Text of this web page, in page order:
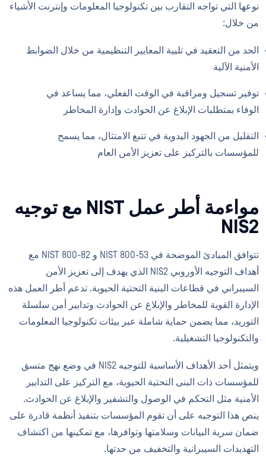
نوعها التي تواجه التقارب بين تكنولوجيا المعلومات وإنترنت الأشياء
من خلال:
الحد من التعقيد في تلبية المعايير التنظيمية من خلال الضوابط
الأمنية الآلية
توفير تسجيل ومراقبة في الوقت الفعلي، مما يساعد في
الوفاء بمتطلبات الإبلاغ عن الحوادث وإدارة المخاطر
التقليل من الجهود اليدوية في تتبع الامتثال، مما يسمح
للمؤسسات بالتركيز على تعزيز الأمن العام
مواءمة أطر عمل NIST مع توجيه
NIS2
تتوافق المبادئ الموضحة في NIST 800-53 و NIST 800-82 مع
أهداف التوجيه الأوروبي NIS2 الذي يهدف إلى تعزيز الأمن
السيبراني في قطاعات البنية التحتية الحيوية. تدعم أطر العمل هذه
الإدارة القوية للمخاطر والإبلاغ عن الحوادث وتدابير أمن سلسلة
التوريد، مما يضمن حماية شاملة عبر بيئات تكنولوجيا المعلومات
والتكنولوجيا التشغيلية.
ويتمثل أحد الأهداف الأساسية للتوجيه NIS2 في وضع نهج متسق
للمؤسسات ذات البنى التحتية الحيوية، مع التركيز على التدابير
الأمنية مثل التحكم في الوصول والتشفير والإبلاغ عن الحوادث.
ينص هذا التوجيه على أن تقوم المؤسسات بتنفيذ أنظمة قادرة على
ضمان سرية البيانات وسلامتها وتوافرها، مع تمكينها من اكتشاف
التهديدات السيبرانية والتخفيف من حدتها.